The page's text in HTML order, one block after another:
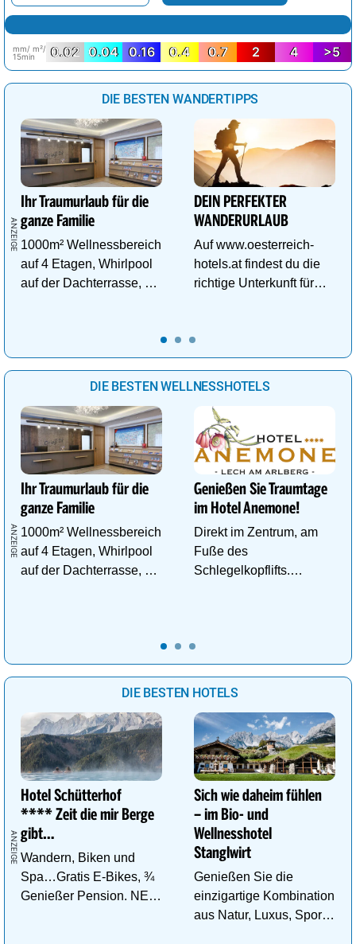
mm/ m²/
15min
0.02 0.04 0.16 0.4 0.7 2 4 >5
DIE BESTEN WANDERTIPPS
Ihr Traumurlaub für die
ganze Familie
1000m² Wellnessbereich
auf 4 Etagen, Whirlpool
auf der Dachterrasse, 4
DEIN PERFEKTER
WANDERURLAUB
Auf www.oesterreich-
hotels.at findest du die
richtige Unterkunft für
DIE BESTEN WELLNESSHOTELS
Ihr Traumurlaub für die
ganze Familie
1000m² Wellnessbereich
auf 4 Etagen, Whirlpool
auf der Dachterrasse, 4
Genießen Sie Traumtage
im Hotel Anemone!
Direkt im Zentrum, am
Fuße des
Schlegelkopflifts.
DIE BESTEN HOTELS
Hotel Schütterhof
**** Zeit die mir Berge
gibt…
Wandern, Biken und
Spa…Gratis E-Bikes, ¾
Genießer Pension. NEU:
Sich wie daheim fühlen
– im Bio- und
Wellnesshotel
Stanglwirt
Genießen Sie die
einzigartige Kombination
aus Natur, Luxus, Sport,